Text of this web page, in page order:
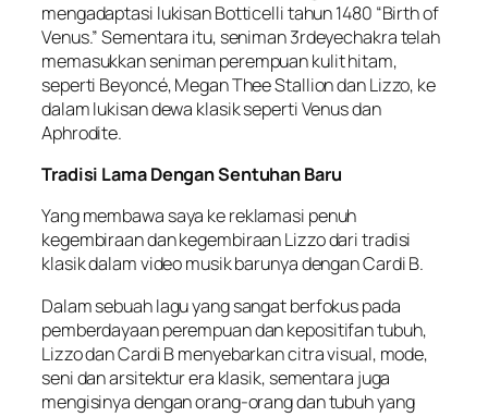
mengadaptasi lukisan Botticelli tahun 1480 “Birth of
Venus.” Sementara itu, seniman 3rdeyechakra telah
memasukkan seniman perempuan kulit hitam,
seperti Beyoncé, Megan Thee Stallion dan Lizzo, ke
dalam lukisan dewa klasik seperti Venus dan
Aphrodite.
Tradisi Lama Dengan Sentuhan Baru
Yang membawa saya ke reklamasi penuh
kegembiraan dan kegembiraan Lizzo dari tradisi
klasik dalam video musik barunya dengan Cardi B.
Dalam sebuah lagu yang sangat berfokus pada
pemberdayaan perempuan dan kepositifan tubuh,
Lizzo dan Cardi B menyebarkan citra visual, mode,
seni dan arsitektur era klasik, sementara juga
mengisinya dengan orang-orang dan tubuh yang